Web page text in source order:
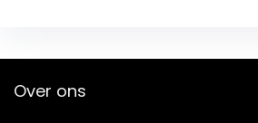
Over ons